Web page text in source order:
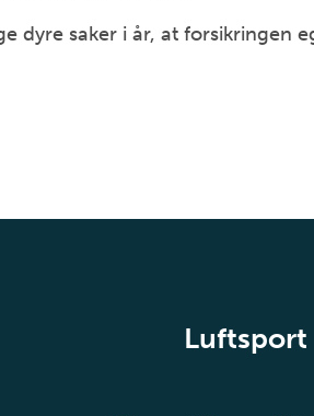
dyre saker i år, at forsikringen
Luftsport